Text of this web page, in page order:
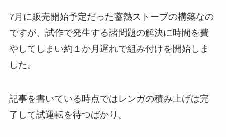
7月に販売開始予定だった蓄熱ストーブの構築なの
ですが、試作で発生する諸問題の解決に時間を費
やしてしまい約１か月遅れで組み付けを開始しま
した。
記事を書いている時点ではレンガの積み上げは完
了して試運転を待つばかり。